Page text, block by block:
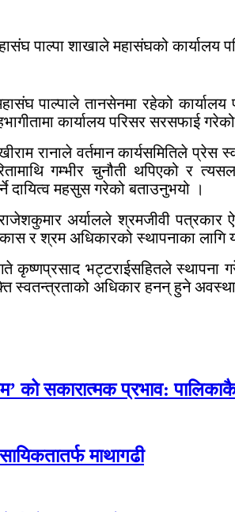
पाल्पा शाखाले महासंघको कार्यालय
पाल्पाले तानसेनमा रहेको कार्यालय
कार्यालय परिसर सरसफाई
रानाले वर्तमान कार्यसमितिले प्रेस
गम्भीर चुनौती थपिएको
दायित्व महसुस गरेको बताउनुभयो ।
राजेशकुमार अर्यालले श्रमजीवी
र श्रम अधिकारको स्थापनाका
भट्टराईसहितले स्थापना
स्वतन्त्रताको अधिकार हनन् हुने
को सकारात्मक प्रभाव:
माथागढी